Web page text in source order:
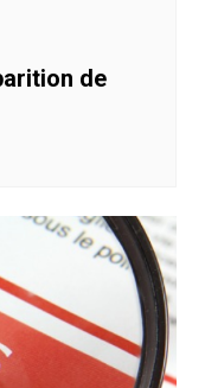
de